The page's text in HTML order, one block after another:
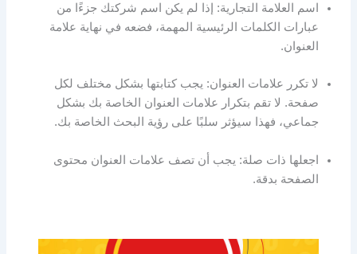
اسم العلامة التجارية: إذا لم يكن اسم شركتك جزءًا من
عبارات الكلمات الرئيسية المهمة، فضعه في نهاية علامة
العنوان.
لا تكرر علامات العنوان: يجب كتابتها بشكل مختلف لكل
صفحة. لا تقم بتكرار علامات العنوان الخاصة بك بشكل
جماعي، فهذا سيؤثر سلبًا على رؤية البحث الخاصة بك.
اجعلها ذات صلة: يجب أن تصف علامات العنوان محتوى
الصفحة بدقة.